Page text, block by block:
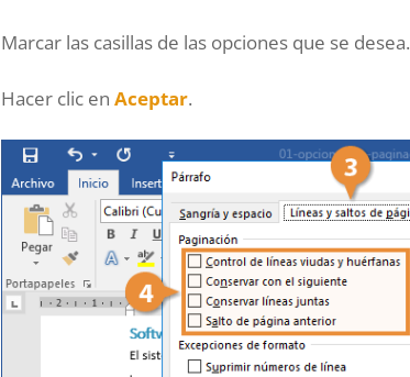
Marcar las casillas de las opciones que se desea.
Hacer clic en Aceptar.